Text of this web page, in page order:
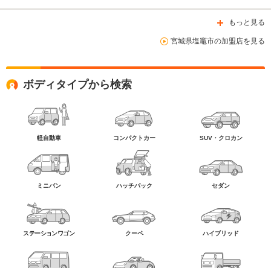
もっと見る
宮城県塩竈市の加盟店を見る
ボディタイプから検索
軽自動車 コンパクトカー SUV・クロカン
ミニバン ハッチバック セダン
ステーションワゴン クーペ ハイブリッド